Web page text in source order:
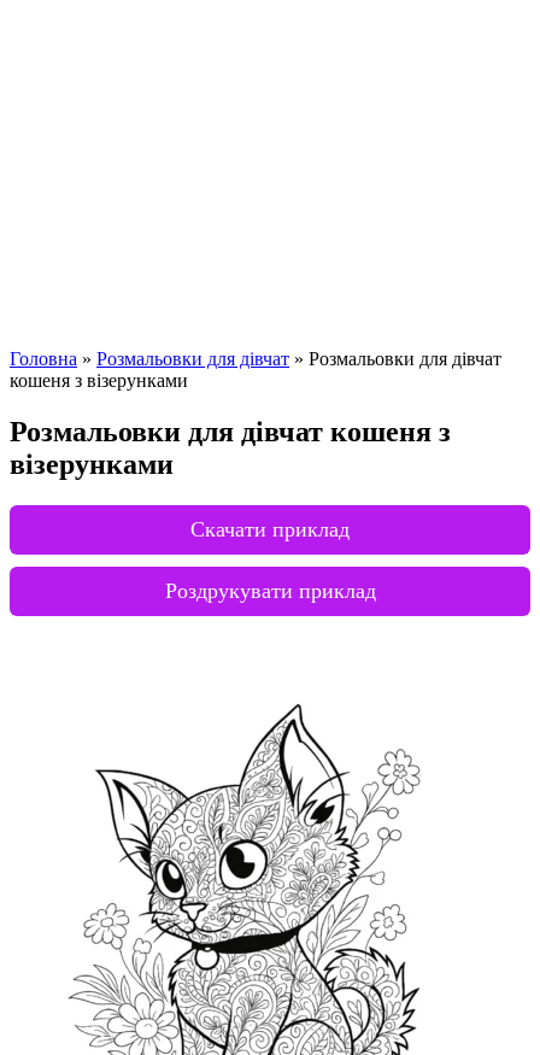
Головна » Розмальовки для дівчат » Розмальовки для дівчат
кошеня з візерунками
Розмальовки для дівчат кошеня з
візерунками
Скачати приклад
Роздрукувати приклад